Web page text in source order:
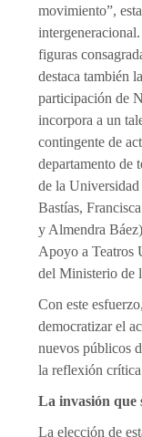
movimiento”,
figuras
destaca también la
participación de
incorpora a un
contingente de
departamento de
de la
Bastías,
y Almendra
Apoyo a Teatros
del Ministerio de
Con este
democratizar el
nuevos públicos
la reflexión
La invasión que
La elección de